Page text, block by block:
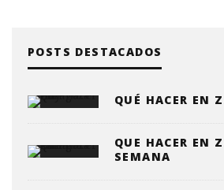
POSTS DESTACADOS
QUÉ HACER EN
QUE HACER EN
SEMANA